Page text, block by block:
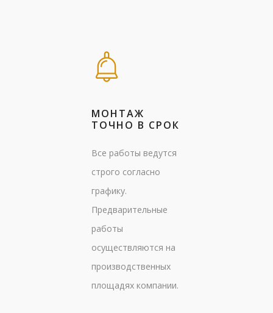
МОНТАЖ
ТОЧНО В СРОК
Все работы ведутся
строго согласно
графику.
Предварительные
работы
осуществляются на
производственных
площадях компании.